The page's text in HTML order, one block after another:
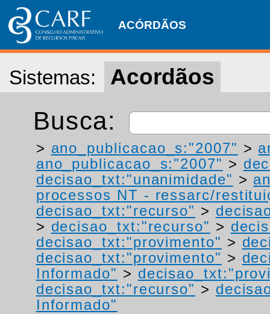
ACÓRDÃOS
Sistemas: Acordãos
Busca:
> ano_publicacao_s:"2007" >
ano_publicacao_s:"2007" >
decisao_txt:"unanimidade" >
processos NT - ressarc/
decisao_txt:"recurso" >
> decisao_txt:"recurso" >
decisao_txt:"provimento" >
decisao_txt:"provimento" >
Informado" >
decisao_txt:"recurso" >
Informado"